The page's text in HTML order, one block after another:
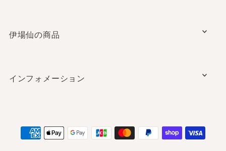
伊場仙の商品
インフォメーション